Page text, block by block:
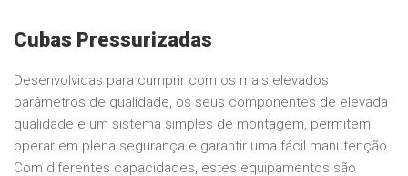
Cubas Pressurizadas
Desenvolvidas para cumprir com os mais elevados
parâmetros de qualidade, os seus componentes de elevada
qualidade e um sistema simples de montagem, permitem
operar em plena segurança e garantir uma fácil manutenção.
Com diferentes capacidades, estes equipamentos são